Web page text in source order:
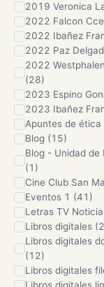
2019 Veronica
2022 Falcon
2022 Ibañez
2022 Paz
2022
(28)
2023 Espino
2023 Ibañez
Apuntes de
Blog (15)
Blog - Unidad de
(1)
Cine Club San
Eventos 1 (41)
Letras TV
Libros digitales
Libros digitales
(12)
Libros digitales